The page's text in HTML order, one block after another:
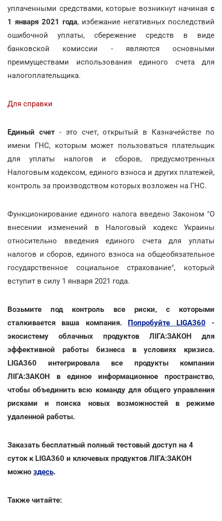
уплаченными средствами, которые возникнут начиная с
1 января 2021 года, избежание негативных последствий
ошибочной уплаты, сбережение средств в виде
банковской комиссии - являются основными
преимуществами использования единого счета для
налогоплательщика.
Для справки
Единый счет- это счет, открытый в Казначействе по
имени ГНС, которым может пользоваться плательщик
для уплаты налогов и сборов, предусмотренных
Налоговым кодексом, единого взноса и других платежей,
контроль за производством которых возложен на ГНС.
Функционирование единого налога введено Законом "О
внесении изменений в Налоговый кодекс Украины
относительно введения единого счета для уплаты
налогов и сборов, единого взноса на общеобязательное
государственное социальное страхование", который
вступит в силу 1 января 2021 года.
Возьмите под контроль все риски, с которыми
сталкивается ваша компания. Попробуйте LIGA360 -
экосистему облачных продуктов ЛІГА:ЗАКОН для
эффективной работы бизнеса в условиях кризиса.
LIGA360 интегрировала все продукты компании
ЛІГА:ЗАКОН в единое информационное пространство,
чтобы объединить всю команду для общего управления
рисками и поиска новых возможностей в режиме
удаленной работы.
Заказать бесплатный полный тестовый доступ на 4
суток к LIGA360 и ключевых продуктов ЛІГА:ЗАКОН
можно здесь.
Также читайте: